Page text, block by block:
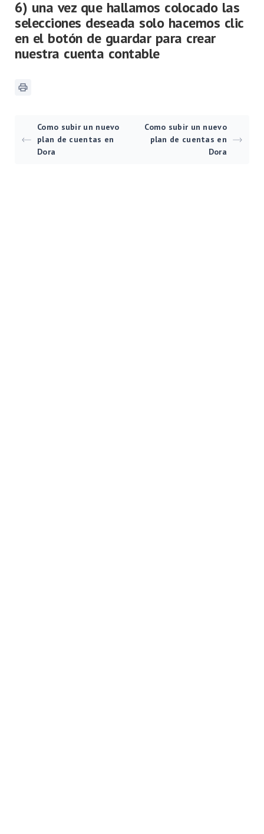
6) una vez que hallamos colocado las
selecciones deseada solo hacemos clic
en el botón de guardar para crear
nuestra cuenta contable
Como subir un nuevo
plan de cuentas en
Dora
Como subir un nuevo
plan de cuentas en
Dora